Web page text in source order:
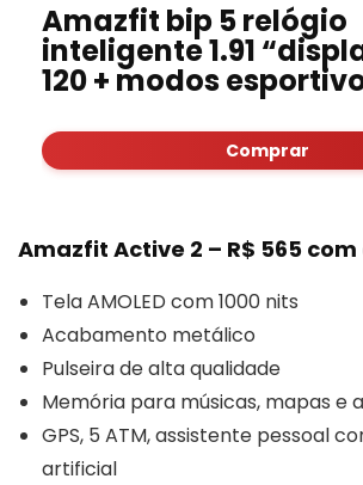
Amazfit bip 5 relógio
inteligente 1.91
120 + modos
Comprar
Amazfit Active 2 – R$ 565 com
Tela AMOLED com 1000 nits
Acabamento metálico
Pulseira de alta qualidade
Memória para músicas, mapas e
GPS, 5 ATM, assistente pessoal
artificial